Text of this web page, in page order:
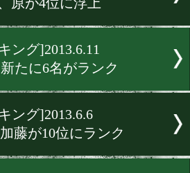
ンキング]2013.7.5
、日本は2人がランク
ンキング]2013.7.4
強後楽園」勝敗に明暗